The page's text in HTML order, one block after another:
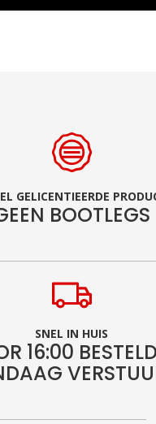
GELICENTIEERDE
BOOTLEGS
SNEL IN HUIS
16:00